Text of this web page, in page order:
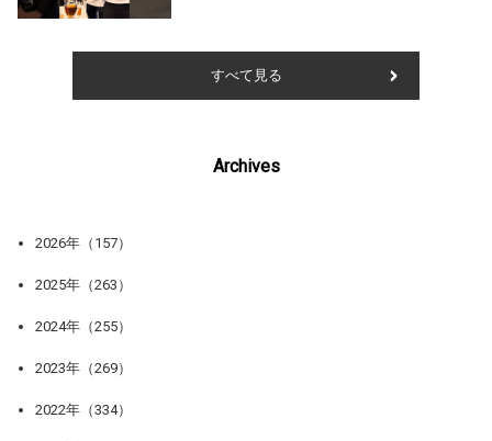
すべて見る
Archives
2026年（157）
2025年（263）
2024年（255）
2023年（269）
2022年（334）